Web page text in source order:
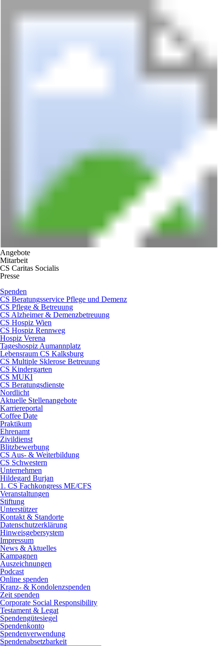
Angebote
Mitarbeit
CS Caritas Socialis
Presse
Spenden
CS Beratungsservice Pflege und Demenz
CS Pflege & Betreuung
CS Alzheimer & Demenzbetreuung
CS Hospiz Wien
CS Hospiz Rennweg
Hospiz Verena
Tageshospiz Aumannplatz
Lebensraum CS Kalksburg
CS Multiple Sklerose Betreuung
CS Kindergarten
CS MUKI
CS Beratungsdienste
Nordlicht
Aktuelle Stellenangebote
Karriereportal
Coffee Date
Praktikum
Ehrenamt
Zivildienst
Blitzbewerbung
CS Aus- & Weiterbildung
CS Schwestern
Unternehmen
Hildegard Burjan
1. CS Fachkongress ME/CFS
Veranstaltungen
Stiftung
Unterstützer
Kontakt & Standorte
Datenschutzerklärung
Hinweisgebersystem
Impressum
News & Aktuelles
Kampagnen
Auszeichnungen
Podcast
Online spenden
Kranz- & Kondolenzspenden
Zeit spenden
Corporate Social Responsibility
Testament & Legat
Spendengütesiegel
Spendenkonto
Spendenverwendung
Spendenabsetzbarkeit